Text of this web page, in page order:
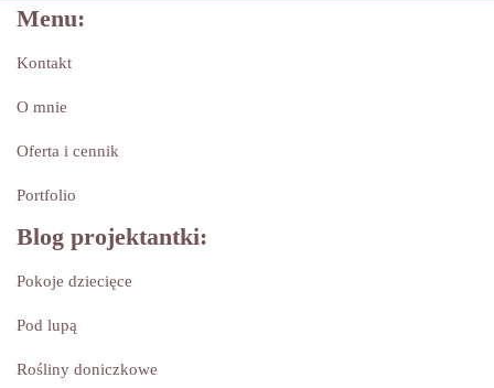
Menu:
Kontakt
O mnie
Oferta i cennik
Portfolio
Blog projektantki:
Pokoje dziecięce
Pod lupą
Rośliny doniczkowe